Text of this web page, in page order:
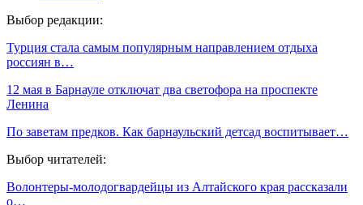
Выбор редакции:
Турция стала самым популярным направлением отдыха
россиян в…
12 мая в Барнауле отключат два светофора на проспекте
Ленина
По заветам предков. Как барнаульский детсад воспитывает…
Выбор читателей:
Волонтеры-молодогвардейцы из Алтайского края рассказали
о…